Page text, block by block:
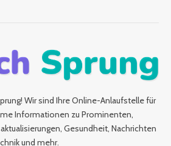
Wir sind Ihre Online-Anlaufstelle für
Informationen zu Prominenten,
Gesundheit, Nachrichten
und mehr.